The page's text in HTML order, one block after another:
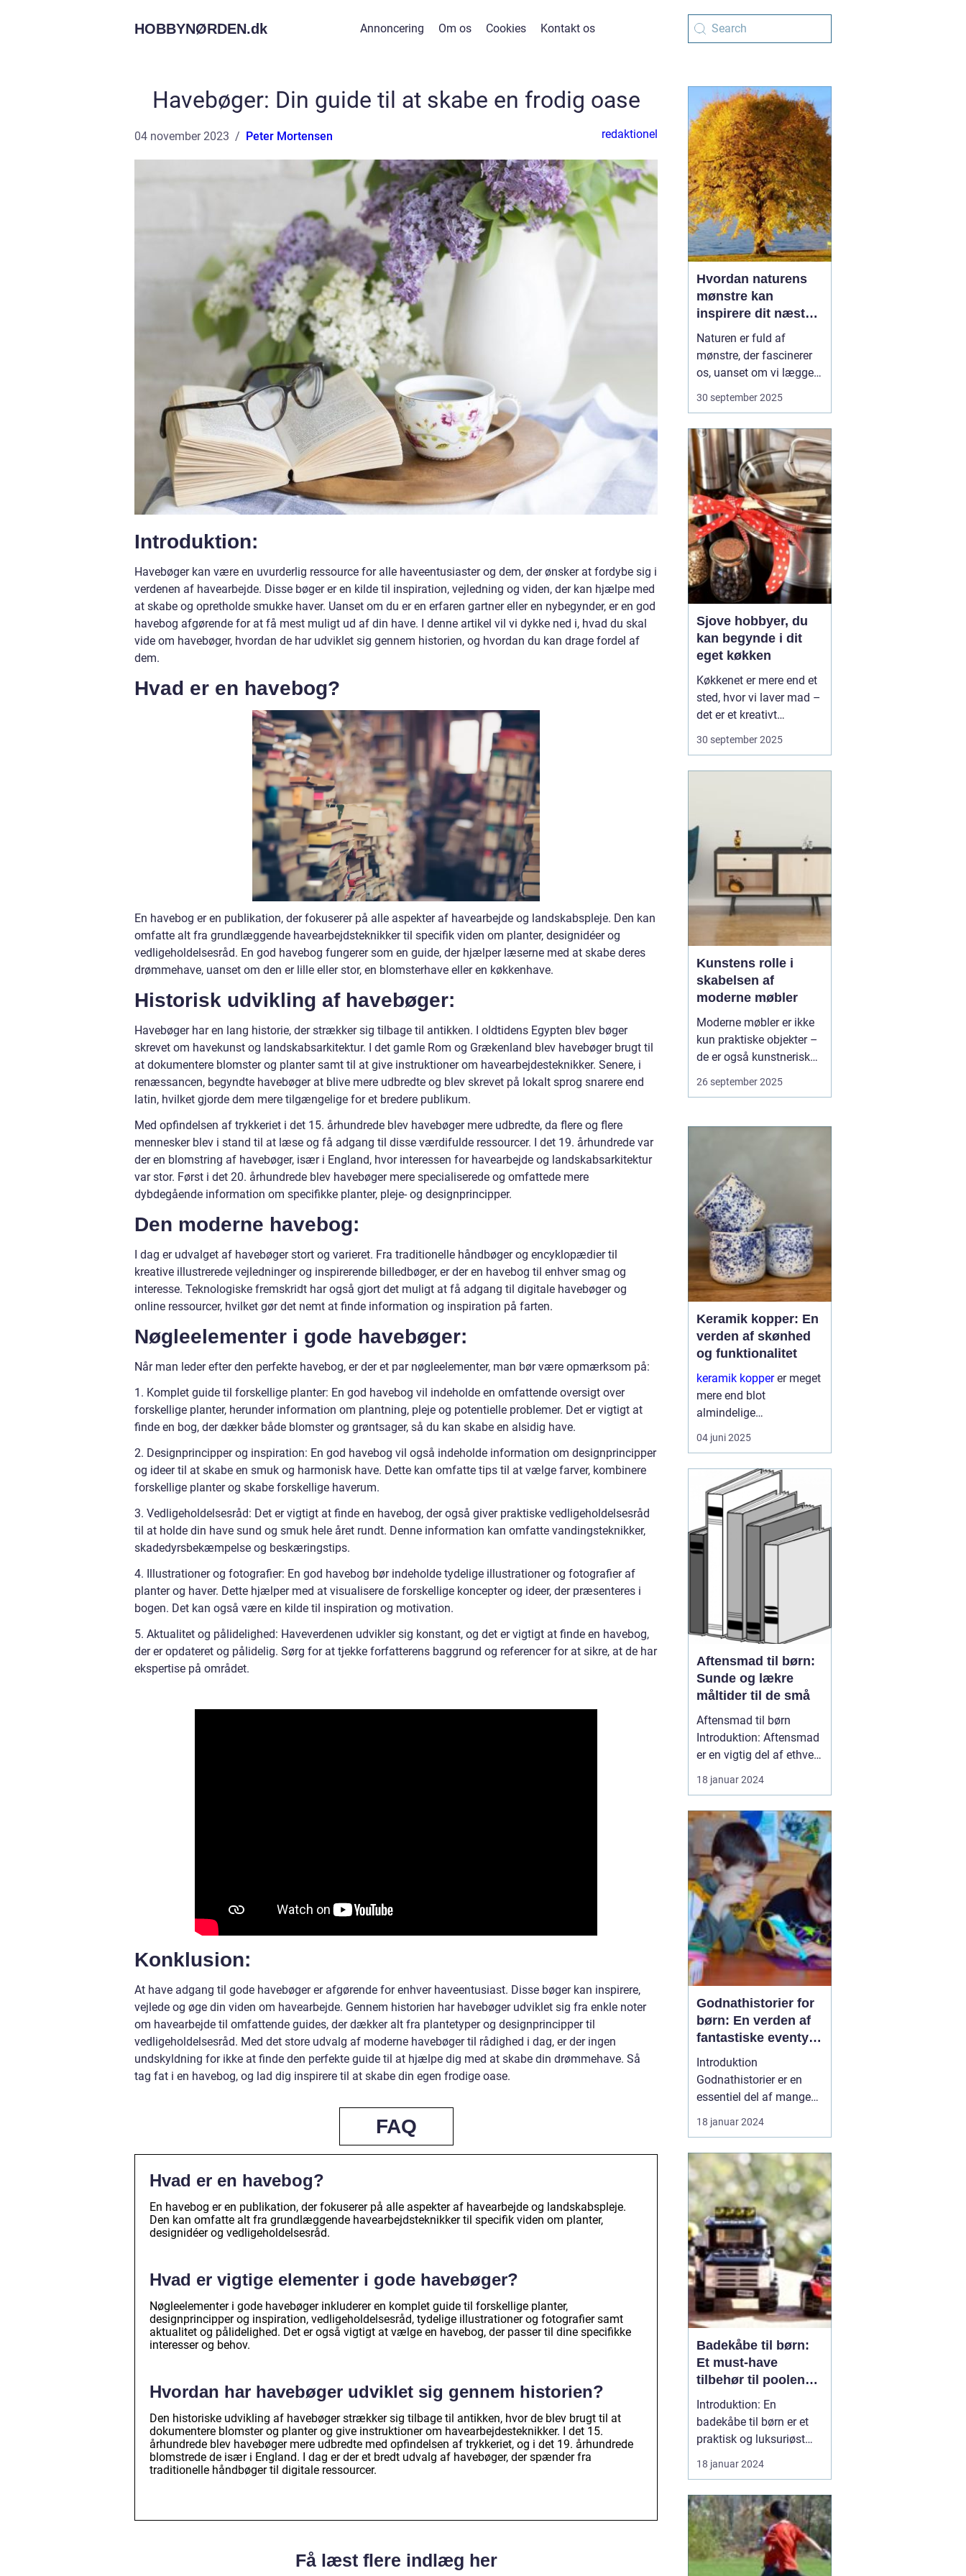
HOBBYNØRDEN.dk Annoncering Om os Cookies Kontakt os
Havebøger: Din guide til at skabe en frodig oase
04 november 2023 Peter Mortensen redaktionel
Introduktion:
Havebøger kan være en uvurderlig ressource for alle haveentusiaster og dem, der ønsker at fordybe sig i
verdenen af havearbejde. Disse bøger er en kilde til inspiration, vejledning og viden, der kan hjælpe med
at skabe og opretholde smukke haver. Uanset om du er en erfaren gartner eller en nybegynder, er en god
havebog afgørende for at få mest muligt ud af din have. I denne artikel vil vi dykke ned i, hvad du skal
vide om havebøger, hvordan de har udviklet sig gennem historien, og hvordan du kan drage fordel af
dem.
Hvad er en havebog?
En havebog er en publikation, der fokuserer på alle aspekter af havearbejde og landskabspleje. Den kan
omfatte alt fra grundlæggende havearbejdsteknikker til specifik viden om planter, designidéer og
vedligeholdelsesråd. En god havebog fungerer som en guide, der hjælper læserne med at skabe deres
drømmehave, uanset om den er lille eller stor, en blomsterhave eller en køkkenhave.
Historisk udvikling af havebøger:
Havebøger har en lang historie, der strækker sig tilbage til antikken. I oldtidens Egypten blev bøger
skrevet om havekunst og landskabsarkitektur. I det gamle Rom og Grækenland blev havebøger brugt til
at dokumentere blomster og planter samt til at give instruktioner om havearbejdesteknikker. Senere, i
renæssancen, begyndte havebøger at blive mere udbredte og blev skrevet på lokalt sprog snarere end
latin, hvilket gjorde dem mere tilgængelige for et bredere publikum.
Med opfindelsen af trykkeriet i det 15. århundrede blev havebøger mere udbredte, da flere og flere
mennesker blev i stand til at læse og få adgang til disse værdifulde ressourcer. I det 19. århundrede var
der en blomstring af havebøger, især i England, hvor interessen for havearbejde og landskabsarkitektur
var stor. Først i det 20. århundrede blev havebøger mere specialiserede og omfattede mere
dybdegående information om specifikke planter, pleje- og designprincipper.
Den moderne havebog:
I dag er udvalget af havebøger stort og varieret. Fra traditionelle håndbøger og encyklopædier til
kreative illustrerede vejledninger og inspirerende billedbøger, er der en havebog til enhver smag og
interesse. Teknologiske fremskridt har også gjort det muligt at få adgang til digitale havebøger og
online ressourcer, hvilket gør det nemt at finde information og inspiration på farten.
Nøgleelementer i gode havebøger:
Når man leder efter den perfekte havebog, er der et par nøgleelementer, man bør være opmærksom på:
1. Komplet guide til forskellige planter: En god havebog vil indeholde en omfattende oversigt over
forskellige planter, herunder information om plantning, pleje og potentielle problemer. Det er vigtigt at
finde en bog, der dækker både blomster og grøntsager, så du kan skabe en alsidig have.
2. Designprincipper og inspiration: En god havebog vil også indeholde information om designprincipper
og ideer til at skabe en smuk og harmonisk have. Dette kan omfatte tips til at vælge farver, kombinere
forskellige planter og skabe forskellige haverum.
3. Vedligeholdelsesråd: Det er vigtigt at finde en havebog, der også giver praktiske vedligeholdelsesråd
til at holde din have sund og smuk hele året rundt. Denne information kan omfatte vandingsteknikker,
skadedyrsbekæmpelse og beskæringstips.
4. Illustrationer og fotografier: En god havebog bør indeholde tydelige illustrationer og fotografier af
planter og haver. Dette hjælper med at visualisere de forskellige koncepter og ideer, der præsenteres i
bogen. Det kan også være en kilde til inspiration og motivation.
5. Aktualitet og pålidelighed: Haveverdenen udvikler sig konstant, og det er vigtigt at finde en havebog,
der er opdateret og pålidelig. Sørg for at tjekke forfatterens baggrund og referencer for at sikre, at de har
ekspertise på området.
Konklusion:
At have adgang til gode havebøger er afgørende for enhver haveentusiast. Disse bøger kan inspirere,
vejlede og øge din viden om havearbejde. Gennem historien har havebøger udviklet sig fra enkle noter
om havearbejde til omfattende guides, der dækker alt fra plantetyper og designprincipper til
vedligeholdelsesråd. Med det store udvalg af moderne havebøger til rådighed i dag, er der ingen
undskyldning for ikke at finde den perfekte guide til at hjælpe dig med at skabe din drømmehave. Så
tag fat i en havebog, og lad dig inspirere til at skabe din egen frodige oase.
FAQ
Hvad er en havebog?
En havebog er en publikation, der fokuserer på alle aspekter af havearbejde og landskabspleje.
Den kan omfatte alt fra grundlæggende havearbejdsteknikker til specifik viden om planter,
designidéer og vedligeholdelsesråd.
Hvad er vigtige elementer i gode havebøger?
Nøgleelementer i gode havebøger inkluderer en komplet guide til forskellige planter,
designprincipper og inspiration, vedligeholdelsesråd, tydelige illustrationer og fotografier samt
aktualitet og pålidelighed. Det er også vigtigt at vælge en havebog, der passer til dine specifikke
interesser og behov.
Hvordan har havebøger udviklet sig gennem historien?
Den historiske udvikling af havebøger strækker sig tilbage til antikken, hvor de blev brugt til at
dokumentere blomster og planter og give instruktioner om havearbejdesteknikker. I det 15.
århundrede blev havebøger mere udbredte med opfindelsen af trykkeriet, og i det 19. århundrede
blomstrede de især i England. I dag er der et bredt udvalg af havebøger, der spænder fra
traditionelle håndbøger til digitale ressourcer.
Få læst flere indlæg her
Hvordan naturens
mønstre kan
inspirere dit næste
projekt
Naturen er fuld af
mønstre, der fascinerer
os, uanset om vi lægger
mærke til dem i
dagligdagen eller ej. Fra
gentagelserne i blade og
blomster er de små
detaljer en evig kilde til
inspiration. N&arin...
30 september 2025
Sjove hobbyer, du
kan begynde i dit
eget køkken
Køkkenet er mere end et
sted, hvor vi laver mad –
det er et kreativt
værksted, hvor nye
hobbyer kan tage form.
leg, læ...
30 september 2025
Kunstens rolle i
skabelsen af
moderne møbler
Moderne møbler er ikke
kun praktiske objekter –
de er også kunstneriske
udtryk, der afspejler
tidens æstetik og kultur.
bevægelsens
eksperimenterende
design ser vi, hvordan
kunst ...
26 september 2025
Keramik kopper: En
verden af skønhed
og funktionalitet
keramik kopperer meget
mere end blot
almindelige
drikkebeholder. De
repræsenterer en unik
kunsthåndværk og
funktionalitet, og tilbyder
derved en &ae...
04 juni 2025
Aftensmad til børn:
Sunde og lækre
måltider til de små
Aftensmad til børn
Introduktion: Aftensmad
er en vigtig del af ethvert
barns rutine, da ...
18 januar 2024
Godnathistorier for
børn: En verden af
fantastiske eventyr
før sengetid
Introduktion
Godnathistorier er en
essentiel del af mange
børns sengetidsrutiner.
Disse fortællinger skaber
øjeblikke mellem
forældre og børn, men
de tilbyder også en
værdifuld undervisning
og underholdning. I
denne artikel vil vi d...
18 januar 2024
Badekåbe til børn:
Et must-have
tilbehør til poolen
eller badeværelset
Introduktion: En
badekåbe til børn er et
praktisk og luksuriøst
tilbehør til både poolen
og badeværelset. Denne
ikke kun behagelig at
have på, den giver også
dit barn ekstra varme og
komfort efter et bad eller
18 januar 2024